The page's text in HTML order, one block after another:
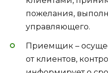
пожелания,
управляющего.
Приемщик –
от клиентов,